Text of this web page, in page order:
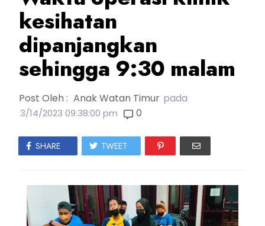
kesihatan
dipanjangkan
sehingga 9:30 malam
Post Oleh : Anak Watan Timur pada
3/14/2023 09:38:00 pm 0
SHARE TWEET